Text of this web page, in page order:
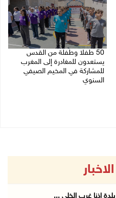
50 طفلا وطفلة من القدس
يستعدون للمغادرة إلى المغرب
للمشاركة في المخيم الصيفي
السنوي